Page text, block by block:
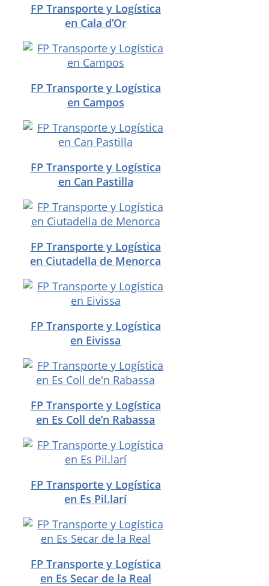
FP Transporte y Logística
en Cala d’Or
FP Transporte y Logística
en Campos
FP Transporte y Logística
en Can Pastilla
FP Transporte y Logística
en Ciutadella de Menorca
FP Transporte y Logística
en Eivissa
FP Transporte y Logística
en Es Coll de’n Rabassa
FP Transporte y Logística
en Es Pil.larí
FP Transporte y Logística
en Es Secar de la Real